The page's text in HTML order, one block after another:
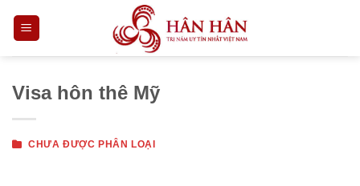
Visa hôn thê Mỹ
CHƯA ĐƯỢC PHÂN LOẠI